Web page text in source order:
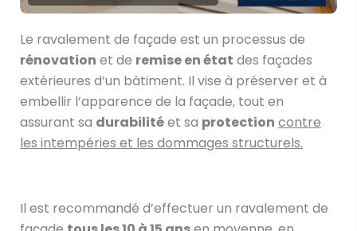
Le ravalement de façade est un processus de
rénovation et de remise en état des façades
extérieures d’un bâtiment. Il vise à préserver et à
embellir l’apparence de la façade, tout en
assurant sa durabilitéet sa protection contre
les intempéries et les dommages structurels.
Il est recommandé d’effectuer un ravalement de